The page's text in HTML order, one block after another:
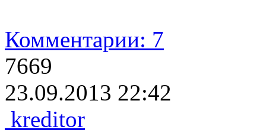
Комментарии: 7
7669
23.09.2013 22:42
kreditor